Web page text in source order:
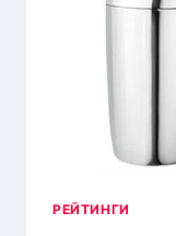
РЕЙТИНГИ